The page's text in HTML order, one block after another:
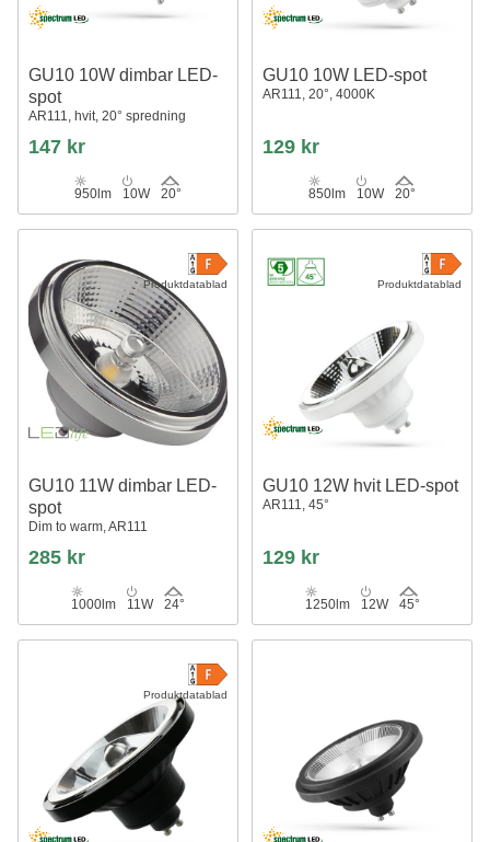
GU10 10W dimbar LED-
spot
AR111, hvit, 20° spredning
147 kr
950lm 10W 20°
GU10 10W LED-spot
AR111, 20°, 4000K
129 kr
850lm 10W 20°
Produktdatablad
GU10 11W dimbar LED-
spot
Dim to warm, AR111
285 kr
1000lm 11W 24°
Produktdatablad
GU10 12W hvit LED-spot
AR111, 45°
129 kr
1250lm 12W 45°
Produktdatablad